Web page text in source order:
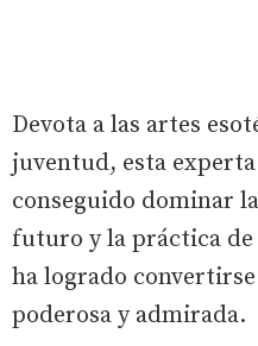
Devota a las artes
juventud, esta
conseguido dominar
futuro y la práctica de
ha logrado
poderosa y admirada.